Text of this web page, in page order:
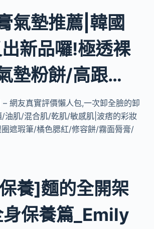
氣墊推薦|韓國
新品囉!極透裸
墊粉餅/高跟…
網友真實評價懶人包,一次卸全臉的卸
油肌/混合肌/乾肌/敏感肌|波痞的彩妝
遮瑕筆/橘色腮紅/修容餅/霧面脣膏/
養]麵的全開架
保養篇_Emily